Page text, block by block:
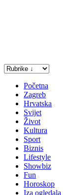
Početna
Zagreb
Hrvatska
Svijet
Život
Kultura
Sport
Biznis
Lifestyle
Showbiz
Fun
Horoskop
Iza ogledala